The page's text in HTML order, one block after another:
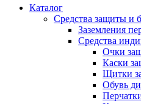
Каталог
Средства защиты и
Заземления
Средства
Очки
Каски
Щитки
Обувь